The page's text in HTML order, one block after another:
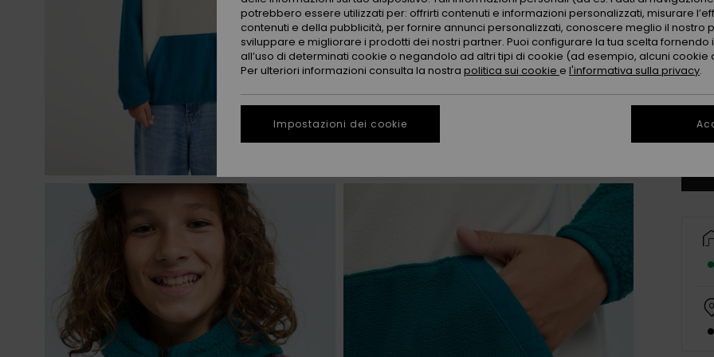
potrebbero essere utilizzati per: offrirti contenuti e informazioni personalizzati, misurare
contenuti e della pubblicità, per fornire annunci personalizzati, conoscere meglio il nostro
sviluppare e migliorare i prodotti dei nostri partner. Puoi configurare la tua scelta fornendo
all’uso di determinati cookie o negandolo ad altri tipi di cookie (ad esempio, alcuni cookie
Per ulteriori informazioni consulta la nostra politica sui cookie e l'informativa sulla privacy.
Impostazioni dei cookie